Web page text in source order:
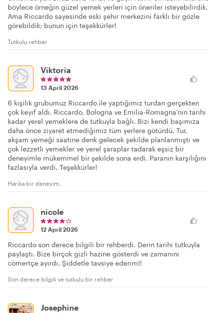
böylece örneğin güzel yemek yerleri için öneriler isteyebilirdik.
Ama Riccardo sayesinde eski şehir merkezini farklı bir gözle
görebildik; bunun için teşekkürler!
Tutkulu rehber
Viktoria
13 April 2026
6 kişilik grubumuz Riccardo ile yaptığımız turdan gerçekten
çok keyif aldı. Riccardo, Bologna ve Emilia-Romagna'nın tarihi
kadar yerel yemeklere de tutkuyla bağlı. Bizi kendi başımıza
daha önce ziyaret etmediğimiz tüm yerlere götürdü. Tur,
akşam yemeği saatine denk gelecek şekilde planlanmıştı ve
çok lezzetli yemekler ve yerel şaraplar tadarak eşsiz bir
deneyimle mükemmel bir şekilde sona erdi. Paranın karşılığını
fazlasıyla verdi. Teşekkürler!
Harika bir deneyim.
nicole
12 April 2026
Riccardo son derece bilgili bir rehberdi. Derin tarihi tutkuyla
paylaştı. Bize birçok gizli hazine gösterdi ve zamanını
cömertçe ayırdı. Şiddetle tavsiye ederim!!
Son derece bilgili ve tutkulu bir rehber
Josephine